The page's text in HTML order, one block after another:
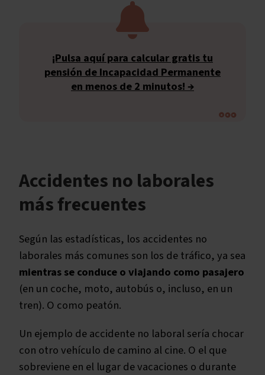
¡Pulsa aquí para calcular gratis tu
pensión de Incapacidad Permanente
en menos de 2 minutos! →
Accidentes no laborales
más frecuentes
Según las estadísticas, los accidentes no
laborales más comunes son los de tráfico, ya sea
mientras se conduce o viajando como pasajero
(en un coche, moto, autobús o, incluso, en un
tren). O como peatón.
Un ejemplo de accidente no laboral sería chocar
con otro vehículo de camino al cine. O el que
sobreviene en el lugar de vacaciones o durante